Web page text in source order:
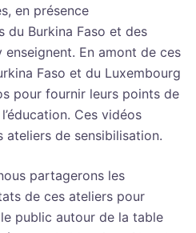
en présence
du Burkina Faso et des
enseignent. En amont de ces
Faso et du Luxembourg
pour fournir leurs points de
Ces vidéos
ateliers de sensibilisation.
partagerons les
de ces ateliers pour
public autour de la table